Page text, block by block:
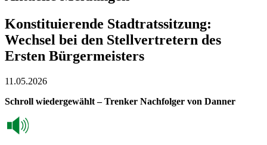
Konstituierende Stadtratssitzung:
Wechsel bei den Stellvertretern des
Ersten Bürgermeisters
11.05.2026
Schroll wiedergewählt – Trenker Nachfolger von Danner